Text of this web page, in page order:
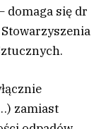
domaga się dr
zamiast